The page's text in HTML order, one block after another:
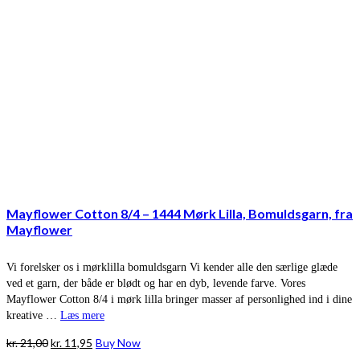
Mayflower Cotton 8/4 – 1444 Mørk Lilla, Bomuldsgarn, fra
Mayflower
Vi forelsker os i mørklilla bomuldsgarn Vi kender alle den særlige glæde
ved et garn, der både er blødt og har en dyb, levende farve. Vores
Mayflower Cotton 8/4 i mørk lilla bringer masser af personlighed ind i dine
kreative … Læs mere
kr.21,00Den
kr. 11,95 Den
Buy Now